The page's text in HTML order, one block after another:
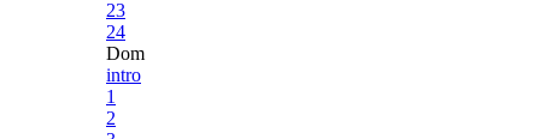
23
24
Dom
intro
1
2